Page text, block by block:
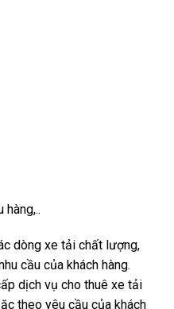
hàng,..
dòng xe tải chất lượng,
cầu của khách hàng.
dịch vụ cho thuê xe tải
theo yêu cầu của khách